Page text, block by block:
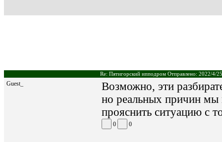
Re: Пятигорский ипподром Отправлено: 2022/4/
Guest_
Возможно, эти
но реальных причин
прояснить ситуацию с
0 0